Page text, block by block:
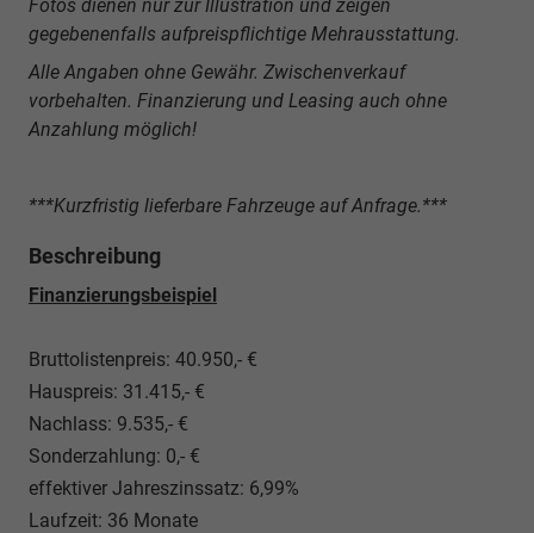
Fotos dienen nur zur Illustration und zeigen
gegebenenfalls aufpreispflichtige Mehrausstattung.
Alle Angaben ohne Gewähr. Zwischenverkauf
vorbehalten. Finanzierung und Leasing auch ohne
Anzahlung möglich!
***Kurzfristig lieferbare Fahrzeuge auf Anfrage.***
Beschreibung
Finanzierungsbeispiel
Bruttolistenpreis: 40.950,- €
Hauspreis: 31.415,- €
Nachlass: 9.535,- €
Sonderzahlung: 0,- €
effektiver Jahreszinssatz: 6,99%
Laufzeit: 36 Monate